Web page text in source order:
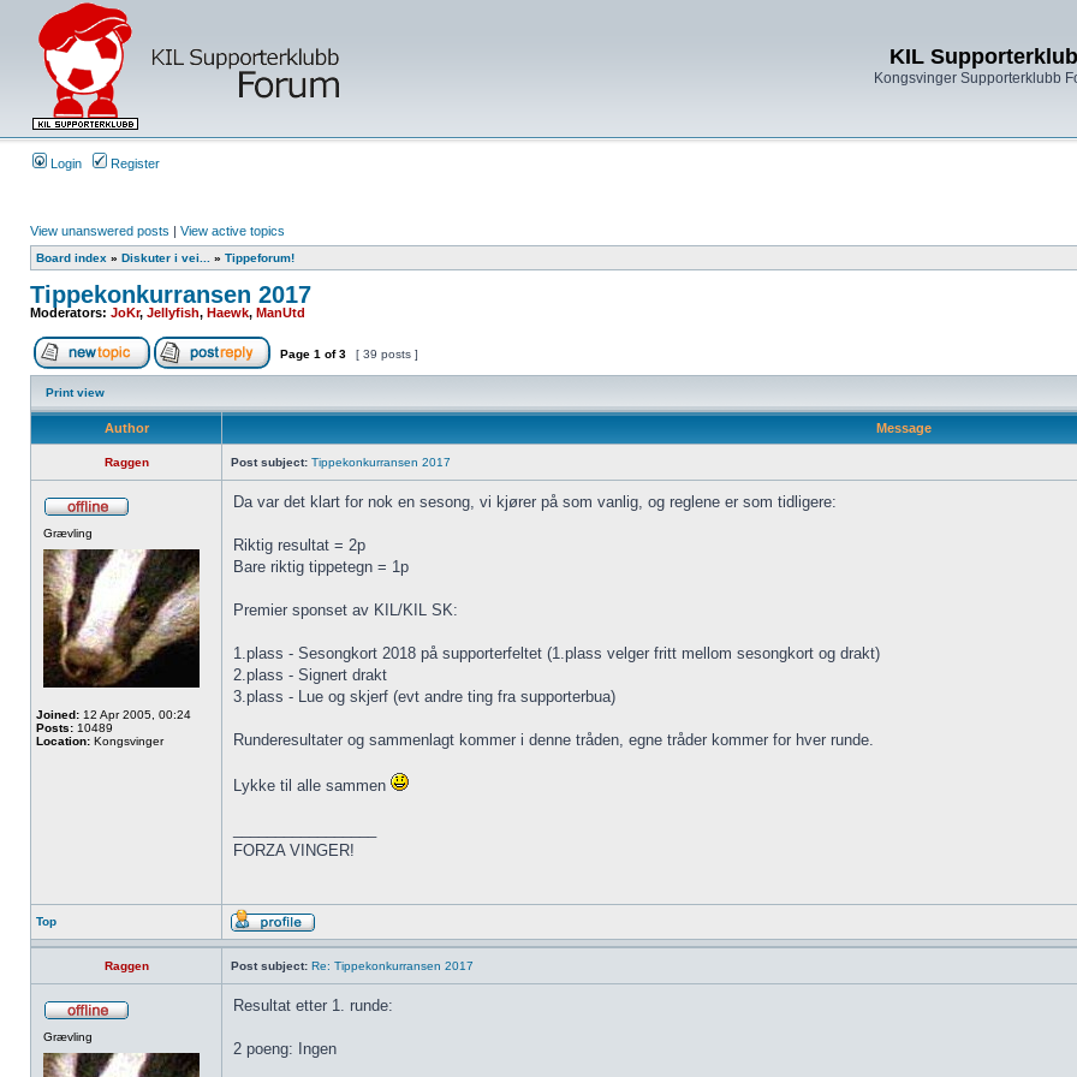
KIL
Kongsvinger Supporterklubb
Login Register
View unanswered posts | View active topics
Board index » Diskuter i vei... » Tippeforum!
Tippekonkurransen 2017
Moderators: JoKr, Jellyfish, Haewk, ManUtd
Page 1 of3 [ 39 posts ]
Print view
Author Message
Raggen Post subject: Tippekonkurransen 2017
Grævling
Joined: 12 Apr 2005, 00:24
Posts: 10489
Location: Kongsvinger
Da var det klart for nok en sesong, vi kjører på som vanlig, og reglene er som tidligere:
Riktig resultat = 2p
Bare riktig tippetegn = 1p
Premier sponset av KIL/KIL SK:
1.plass - Sesongkort 2018 på supporterfeltet (1.plass velger fritt mellom sesongkort og drakt)
2.plass - Signert drakt
3.plass - Lue og skjerf (evt andre ting fra supporterbua)
Runderesultater og sammenlagt kommer i denne tråden, egne tråder kommer for hver runde.
Lykke til alle sammen
FORZA VINGER!
Top
Raggen Post subject: Re: Tippekonkurransen 2017
Grævling
Resultat etter 1. runde:
2 poeng: Ingen